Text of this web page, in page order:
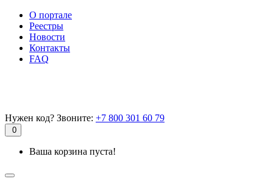
О портале
Реестры
Новости
Контакты
FAQ
Нужен код? Звоните: +7 800 301 60 79
0
Ваша корзина пуста!